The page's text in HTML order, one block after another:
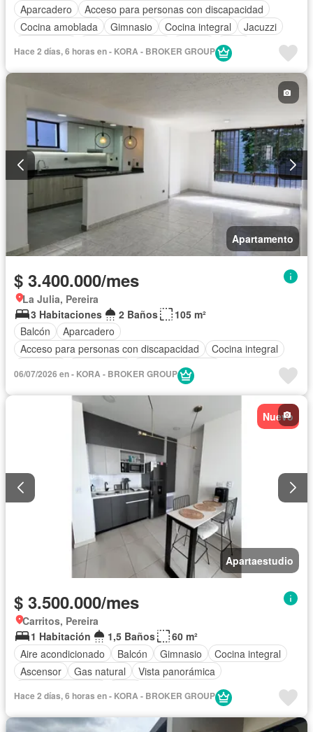
Aparcadero
Acceso para personas con discapacidad
Cocina amoblada
Gimnasio Cocina integral
Jacuzzi
Agua
Hace 2 días, 6 horas en - KORA - BROKER GROUP
Apartamento
$ 3.400.000/mes
La Julia, Pereira
3 Habitaciones
2 Baños
105 m²
Balcón
Aparcadero
Acceso para personas con discapacidad
Cocina integral
Vista panorámica
06/07/2026 en - KORA - BROKER GROUP
Nuevo
Apartaestudio
$ 3.500.000/mes
Carritos, Pereira
1 Habitación
1,5 Baños
60 m²
Aire acondicionado
Balcón Gimnasio
Cocina integral
Ascensor
Gas natural
Vista panorámica
Hace 2 días, 6 horas en - KORA - BROKER GROUP